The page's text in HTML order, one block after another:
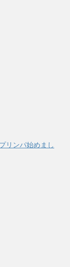
リンパ始めまし